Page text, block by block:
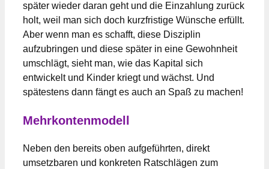
später wieder daran geht und die Einzahlung zurück
holt, weil man sich doch kurzfristige Wünsche erfüllt.
Aber wenn man es schafft, diese Disziplin
aufzubringen und diese später in eine Gewohnheit
umschlägt, sieht man, wie das Kapital sich
entwickelt und Kinder kriegt und wächst. Und
spätestens dann fängt es auch an Spaß zu machen!
Mehrkontenmodell
Neben den bereits oben aufgeführten, direkt
umsetzbaren und konkreten Ratschlägen zum